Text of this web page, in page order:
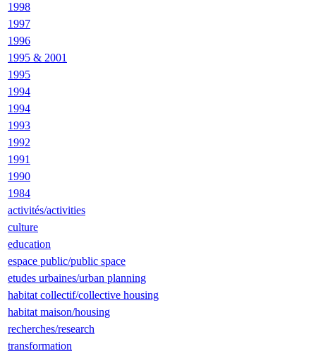
1998
1997
1996
1995 & 2001
1995
1994
1994
1993
1992
1991
1990
1984
activités/activities
culture
education
espace public/public space
etudes urbaines/urban planning
habitat collectif/collective housing
habitat maison/housing
recherches/research
transformation